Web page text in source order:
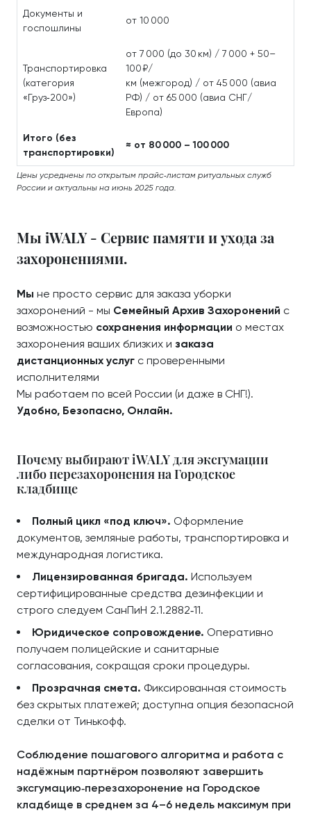
Документы и
госпошлины
от 10 000
Транспортировка
(категория
«Груз‑200»)
от 7 000 (до 30 км) / 7 000 + 50–
100 ₽/
км (межгород) / от 45 000 (авиа
РФ) / от 65 000 (авиа СНГ/
Европа)
Итого (без
транспортировки)
≈ от 80 000 – 100 000
Цены усреднены по открытым прайс‑листам ритуальных служб
России и актуальны на июнь 2025 года.
Мы iWALY - Сервис памяти и ухода за
захоронениями.
Мы не просто сервис для заказа уборки
захоронений - мы Семейный Архив Захоронений с
возможностью сохранения информации о местах
захоронения ваших близких и заказа
дистанционных услуг с проверенными
исполнителями
Мы работаем по всей России (и даже в СНГ!).
Удобно, Безопасно, Онлайн.
Почему выбирают iWALY для эксгумации
либо перезахоронения на Городское
кладбище
Полный цикл «под ключ». Оформление
документов, земляные работы, транспортировка и
международная логистика.
Лицензированная бригада. Используем
сертифицированные средства дезинфекции и
строго следуем СанПиН 2.1.2882‑11.
Юридическое сопровождение. Оперативно
получаем полицейские и санитарные
согласования, сокращая сроки процедуры.
Прозрачная смета. Фиксированная стоимость
без скрытых платежей; доступна опция безопасной
сделки от Тинькофф.
Соблюдение пошагового алгоритма и работа с
надёжным партнёром позволяют завершить
эксгумацию‑перезахоронение на Городское
кладбище в среднем за 4–6 недель максимум при